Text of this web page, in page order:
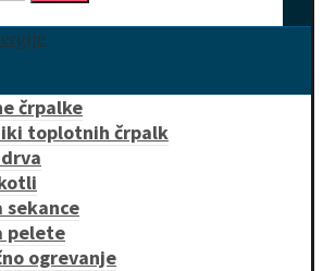
črpalke
toplotnih črpalk
sekance
pelete
ogrevanje